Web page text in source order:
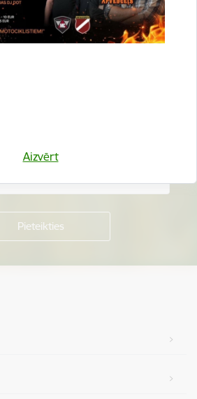
Aizvērt
Sniegt atsauksmi